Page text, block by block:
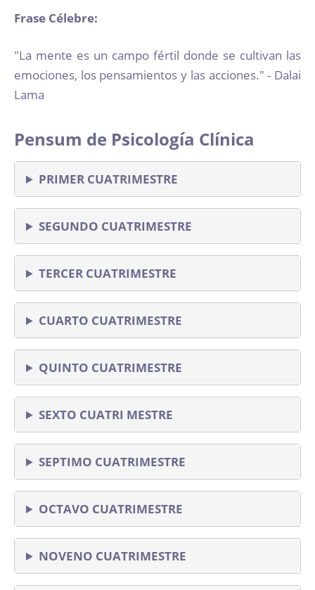
Frase Célebre:
"La mente es un campo fértil donde se cultivan las
emociones, los pensamientos y las acciones." - Dalai
Lama
Pensum de Psicología Clínica
PRIMER CUATRIMESTRE
SEGUNDO CUATRIMESTRE
TERCER CUATRIMESTRE
CUARTO CUATRIMESTRE
QUINTO CUATRIMESTRE
SEXTO CUATRI MESTRE
SEPTIMO CUATRIMESTRE
OCTAVO CUATRIMESTRE
NOVENO CUATRIMESTRE